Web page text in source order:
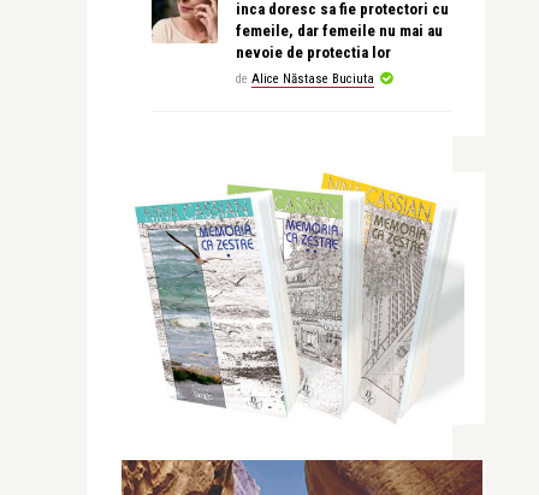
inca doresc sa fie protectori cu
femeile, dar femeile nu mai au
nevoie de protectia lor
de Alice Năstase Buciuta